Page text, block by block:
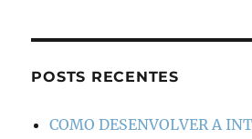
POSTS RECENTES
COMO DESENVOLVER A